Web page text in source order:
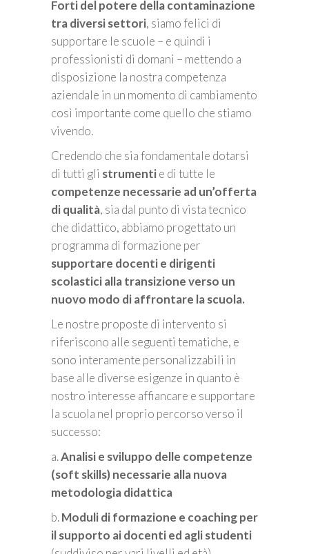
Forti del potere della contaminazione
tra diversi settori, siamo felici di
supportare le scuole – e quindi i
professionisti di domani – mettendo a
disposizione la nostra competenza
aziendale in un momento di cambiamento
così importante come quello che stiamo
vivendo.
Credendo che sia fondamentale dotarsi
di tutti gli strumentie di tutte le
competenze necessarie ad un’offerta
di qualità, sia dal punto di vista tecnico
che didattico, abbiamo progettato un
programma di formazione per
supportare docenti e dirigenti
scolastici alla transizione verso un
nuovo modo di affrontare la scuola.
Le nostre proposte di intervento si
riferiscono alle seguenti tematiche, e
sono interamente personalizzabili in
base alle diverse esigenze in quanto è
nostro interesse affiancare e supportare
la scuola nel proprio percorso verso il
successo:
a.Analisi e sviluppo delle competenze
(soft skills) necessarie alla nuova
metodologia didattica
b.Moduli di formazione e coaching per
il supporto ai docenti ed agli studenti